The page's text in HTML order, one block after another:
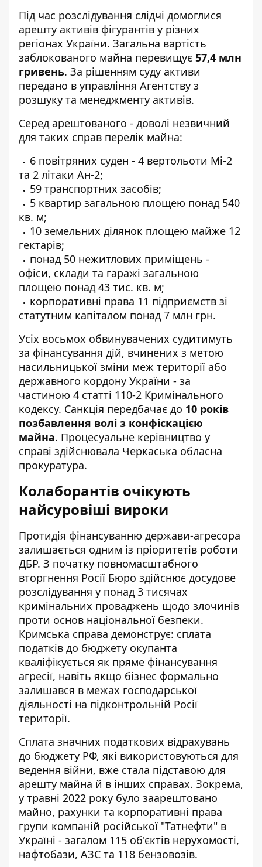
Під час розслідування слідчі домоглися
арешту активів фігурантів у різних
регіонах України. Загальна вартість
заблокованого майна перевищує 57,4 млн
гривень. За рішенням суду активи
передано в управління Агентству з
розшуку та менеджменту активів.
Серед арештованого - доволі незвичний
для таких справ перелік майна:
6 повітряних суден - 4 вертольоти Мі-2
та 2 літаки Ан-2;
59 транспортних засобів;
5 квартир загальною площею понад 540
кв. м;
10 земельних ділянок площею майже 12
гектарів;
понад 50 нежитлових приміщень -
офіси, склади та гаражі загальною
площею понад 43 тис. кв. м;
корпоративні права 11 підприємств зі
статутним капіталом понад 7 млн грн.
Усіх восьмох обвинувачених судитимуть
за фінансування дій, вчинених з метою
насильницької зміни меж території або
державного кордону України - за
частиною 4 статті 110-2 Кримінального
кодексу. Санкція передбачає до 10 років
позбавлення волі з конфіскацією
майна. Процесуальне керівництво у
справі здійснювала Черкаська обласна
прокуратура.
Колаборантів очікують
найсуровіші вироки
Протидія фінансуванню держави-агресора
залишається одним із пріоритетів роботи
ДБР. З початку повномасштабного
вторгнення Росії Бюро здійснює досудове
розслідування у понад 3 тисячах
кримінальних проваджень щодо злочинів
проти основ національної безпеки.
Кримська справа демонструє: сплата
податків до бюджету окупанта
кваліфікується як пряме фінансування
агресії, навіть якщо бізнес формально
залишався в межах господарської
діяльності на підконтрольній Росії
території.
Сплата значних податкових відрахувань
до бюджету РФ, які використовуються для
ведення війни, вже стала підставою для
арешту майна й в інших справах. Зокрема,
у травні 2022 року було заарештовано
майно, рахунки та корпоративні права
групи компаній російської "Татнефти" в
Україні - загалом 115 об'єктів нерухомості,
нафтобази, АЗС та 118 бензовозів.